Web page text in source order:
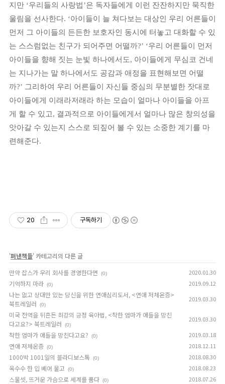
지만 ‘우리들의 사랑법’은 독자들에게 이런 잔잔하지만 묵직한
울림을 선사한다. ‘아이들이 늘 쳐다보는 대상인 우리 어른들이
먼저 그 아이들의 든든한 보호자인 동시에 터놓고 대화할 수 있
는 스스럼없는 친구가 되어주면 어떨까?’ ‘우리 어른들이 먼저
아이들을 향해 짓는 눈빛 하나에서도, 아이들에게 무심코 건네
는 지나가는 말 하나에서도 공감과 애정을 표현해보면 어떨
까?’ 그리하여 우리 어른들이 자신들 중심의 무분별한 잣대로
아이들에게 이래라저래라 하는 모습이 얼마나 아이들을 아프
게 할 수 있고, 결과적으로 아이들에게서 얼마나 많은 창의성을
앗아갈 수 있는지 스스로 되짚어 볼 수 있는 소중한 계기를 마
련해준다.
20 구독하기
'펴낸책들' 카테고리의 다른 글
만약 잡스가 우리 회사를 경영한다면
(0) 2020.01.30
기억하지 마라 (0) 2019.09.12
나는 없고 상대만 있는 당신을 위한 연애심리도서, <연애 저체온증>
북트레일러
(0)
2019.03.30
미국 전역을 뒤흔든 최강의 긍정 육아법, <착한 엄마가 애들을 망친
다고요?> 북트레일러
(0)
2019.03.30
착한 엄마가 애들을 망친다고요? (0) 2019.03.18
연애 저체온증 (0) 2018.12.11
1000박 1001일의 블라디보스톡 (0) 2018.08.30
옥수수 한 입 베어 물고 (0) 2018.08.23
스물셋, 뜨거운 가슴으로 세계를 품다 (0) 2018.07.26